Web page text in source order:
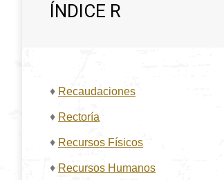
ÍNDICE R
♦ Recaudaciones
♦ Rectoría
♦ Recursos Físicos
♦ Recursos Humanos